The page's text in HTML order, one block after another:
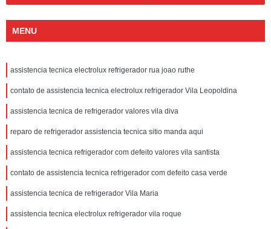
MENU
assistencia tecnica electrolux refrigerador rua joao ruthe
contato de assistencia tecnica electrolux refrigerador Vila Leopoldina
assistencia tecnica de refrigerador valores vila diva
reparo de refrigerador assistencia tecnica sitio manda aqui
assistencia tecnica refrigerador com defeito valores vila santista
contato de assistencia tecnica refrigerador com defeito casa verde
assistencia tecnica de refrigerador Vila Maria
assistencia tecnica electrolux refrigerador vila roque